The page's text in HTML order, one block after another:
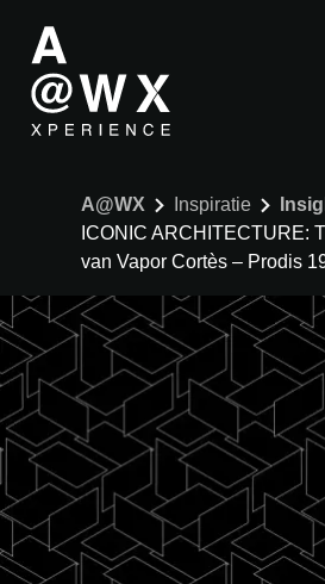
A@WX Inspiratie
ICONIC ARCHITECTURE:
van Vapor Cortès – Prodis